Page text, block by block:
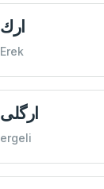
ارك
Erek
ارگلی
ergeli